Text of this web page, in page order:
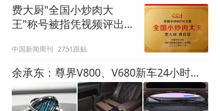
费大厨"全国小炒肉大
王"称号被指凭视频评出
中国新闻周刊 2751跟贴
余承东：尊界V800、V680新车24小时大定突破3500台